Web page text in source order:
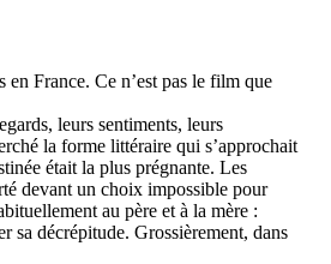
France. Ce n’est pas le film que
leurs sentiments, leurs
la forme littéraire qui s’approchait
était la plus prégnante. Les
devant un choix impossible pour
au père et à la mère :
sa décrépitude. Grossièrement, dans